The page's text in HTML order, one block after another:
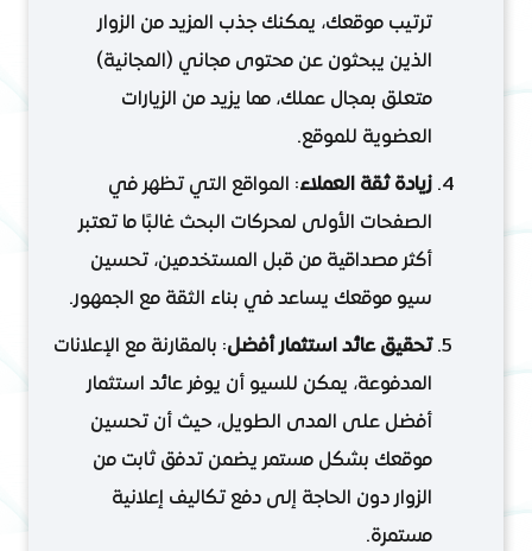
ترتيب موقعك، يمكنك جذب المزيد من الزوار
الذين يبحثون عن محتوى مجاني (المجانية)
متعلق بمجال عملك، مما يزيد من الزيارات
العضوية للموقع.
زيادة ثقة العملاء: المواقع التي تظهر في
الصفحات الأولى لمحركات البحث غالبًا ما تعتبر
أكثر مصداقية من قبل المستخدمين، تحسين
سيو موقعك يساعد في بناء الثقة مع الجمهور.
تحقيق عائد استثمار أفضل: بالمقارنة مع الإعلانات
المدفوعة، يمكن للسيو أن يوفر عائد استثمار
أفضل على المدى الطويل، حيث أن تحسين
موقعك بشكل مستمر يضمن تدفق ثابت من
الزوار دون الحاجة إلى دفع تكاليف إعلانية
مستمرة.